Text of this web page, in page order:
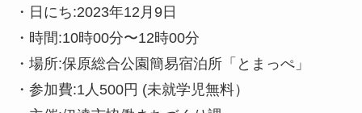
・日にち:2023年12月9日
・時間:10時00分〜12時00分
・場所:保原総合公園簡易宿泊所「とまっぺ」
・参加費:1人500円 (未就学児無料）